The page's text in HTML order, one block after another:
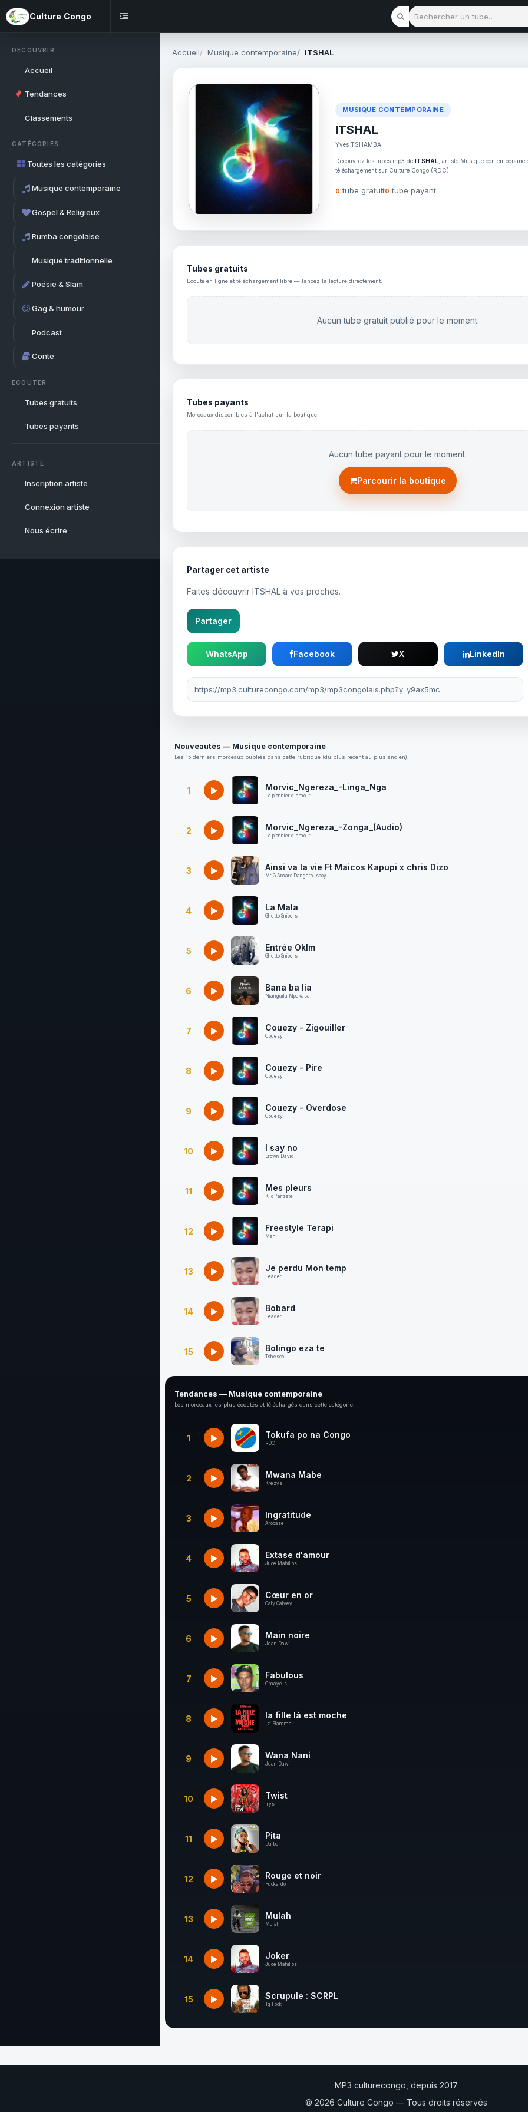
Culture Congo
Rechercher un tube
DÉCOUVRIR
Accueil
Tendances
Classements
CATÉGORIES
Toutes les catégories
Musique contemporaine
Gospel & Religieux
Rumba congolaise
Musique traditionnelle
Poésie & Slam
Gag & humour
Podcast
Conte
ÉCOUTER
Tubes gratuits
Tubes payants
ARTISTE
Inscription artiste
Connexion artiste
Nous écrire
Accueil Musique contemporaine ITSHAL
MUSIQUE CONTEMPORAINE
ITSHAL
Yves TSHAMBA
Découvrez les tubes mp3 de ITSHAL , artiste Musique
téléchargement sur Culture Congo (RDC).
0 tube gratuit0 tube payant
Tubes gratuits
Écoute en ligne et téléchargement libre — lancez la lecture directement.
Aucun tube gratuit publié pour le moment.
Tubes payants
Morceaux disponibles à l'achat sur la boutique.
Aucun tube payant pour le moment.
Parcourir la boutique
Partager cet artiste
Faites découvrir ITSHAL à vos proches.
Partager
WhatsApp Facebook X LinkedIn
Lien à partager
Nouveautés — Musique contemporaine
Les 15 derniers morceaux publiés dans cette rubrique (du plus récent au plus ancien).
1 Morvic_Ngereza_-Linga_Nga
Le pionnier d'amour
2 Morvic_Ngereza_-Zonga_(Audio)
Le pionnier d'amour
3 Ainsi va la vie Ft Maicos Kapupi x chris Dizo
Mr G Amarc Dangerousboy
4 La Mala
Ghetto Snipers
5 Entrée Oklm
Ghetto Snipers
6 Bana ba lia
Nianguila Mpakasa
7 Couezy - Zigouiller
Couezy
8 Couezy - Pire
Couezy
9 Couezy - Overdose
Couezy
10 I say no
Brown David
11 Mes pleurs
Kilo l'artiste
12 Freestyle Terapi
Man
13 Je perdu Mon temp
Leader
14 Bobard
Leader
15 Bolingo eza te
Tshesco
Tendances — Musique contemporaine
Les morceaux les plus écoutés et téléchargés dans cette catégorie.
1 Tokufa po na Congo
RDC
2 Mwana Mabe
Krezys
3 Ingratitude
Arobase
4 Extase d'amour
Juce Mahillos
5 Cœur en or
Galy Galvey
6 Main noire
Jean Dawi
7 Fabulous
Cmaye's
8 la fille là est moche
Izi Flamme
9 Wana Nani
Jean Dawi
10 Twist
Irys
11 Pita
Darba
12 Rouge et noir
Fuckardo
13 Mulah
Mulah
14 Joker
Juce Mahillos
15 Scrupule : SCRPL
Tg Fock
MP3 culturecongo, depuis 2017
© 2026 Culture Congo — Tous droits réservés